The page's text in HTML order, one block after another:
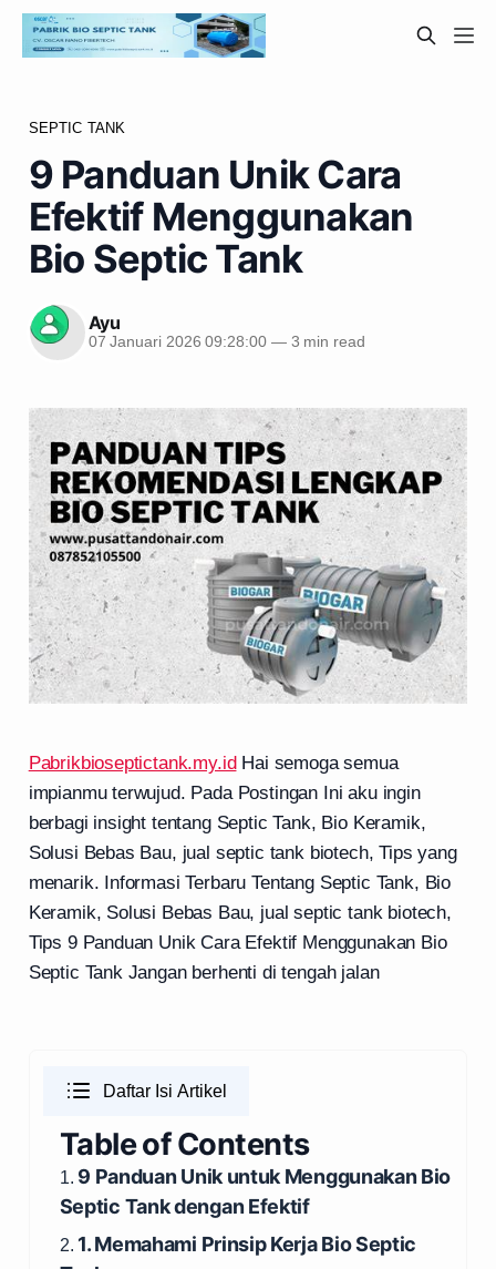
SEPTIC TANK
9 Panduan Unik Cara
Efektif Menggunakan
Bio Septic Tank
Ayu
07 Januari 2026 09:28:00 —3 min read
Pabrikbioseptictank.my.idHai semoga semua
impianmu terwujud. Pada Postingan Ini aku ingin
berbagi insight tentang Septic Tank, Bio Keramik,
Solusi Bebas Bau, jual septic tank biotech, Tips yang
menarik. Informasi Terbaru Tentang Septic Tank, Bio
Keramik, Solusi Bebas Bau, jual septic tank biotech,
Tips 9 Panduan Unik Cara Efektif Menggunakan Bio
Septic Tank Jangan berhenti di tengah jalan
Daftar Isi Artikel
Table of Contents
1. 9 Panduan Unik untuk Menggunakan Bio
Septic Tank dengan Efektif
2. 1. Memahami Prinsip Kerja Bio Septic